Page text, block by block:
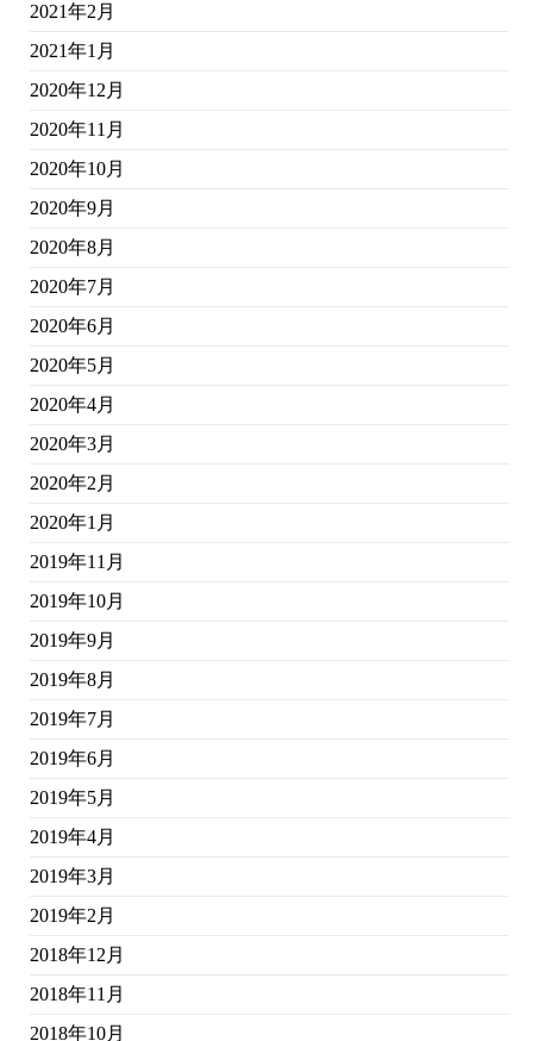
2021年2月
2021年1月
2020年12月
2020年11月
2020年10月
2020年9月
2020年8月
2020年7月
2020年6月
2020年5月
2020年4月
2020年3月
2020年2月
2020年1月
2019年11月
2019年10月
2019年9月
2019年8月
2019年7月
2019年6月
2019年5月
2019年4月
2019年3月
2019年2月
2018年12月
2018年11月
2018年10月